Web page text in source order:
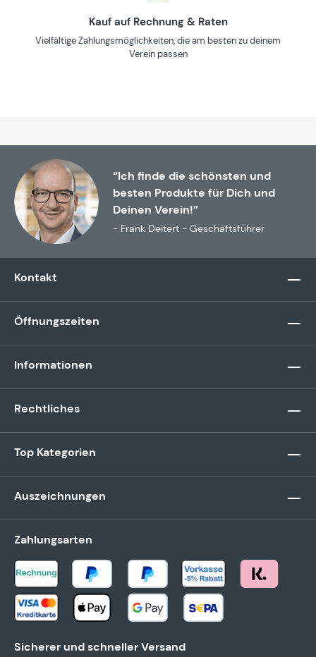
Kauf auf Rechnung & Raten
Vielfältige Zahlungsmöglichkeiten, die am besten zu deinem
Verein passen
“Ich finde die schönsten und
besten Produkte für Dich und
Deinen Verein!”
- Frank Deitert - Geschäftsführer
Kontakt
Öffnungszeiten
Informationen
Rechtliches
Top Kategorien
Auszeichnungen
Zahlungsarten
Sicherer und schneller Versand